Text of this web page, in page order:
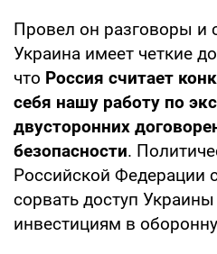
Провел он разговоры и
Украина имеет четкие
что Россия считает
себя нашу работу по
двусторонних
безопасности.
Российской Федерации
сорвать доступ
инвестициям в